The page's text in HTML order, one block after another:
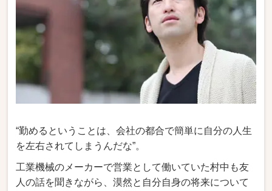
“勤めるということは、会社の都合で簡単に自分の人生
を左右されてしまうんだな”。
工業機械のメーカーで営業として働いていた村中も友
人の話を聞きながら、漠然と自分自身の将来について